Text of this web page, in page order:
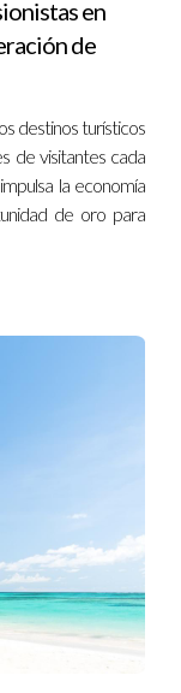
continuación se
escenarios y
comprar
Después
una
de
su inversión
Sin embargo, al
recuperar el
tres años, gracias
digitales.
en
de
destinos turísticos
de visitantes cada
la economía
de oro para